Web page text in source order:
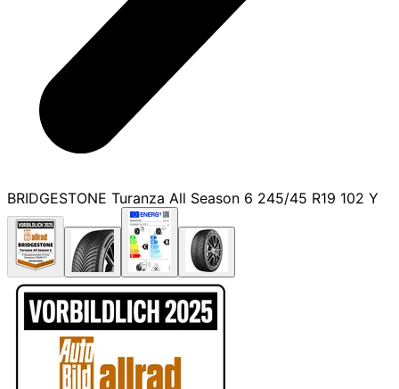
BRIDGESTONE Turanza All Season 6 245/45 R19 102 Y